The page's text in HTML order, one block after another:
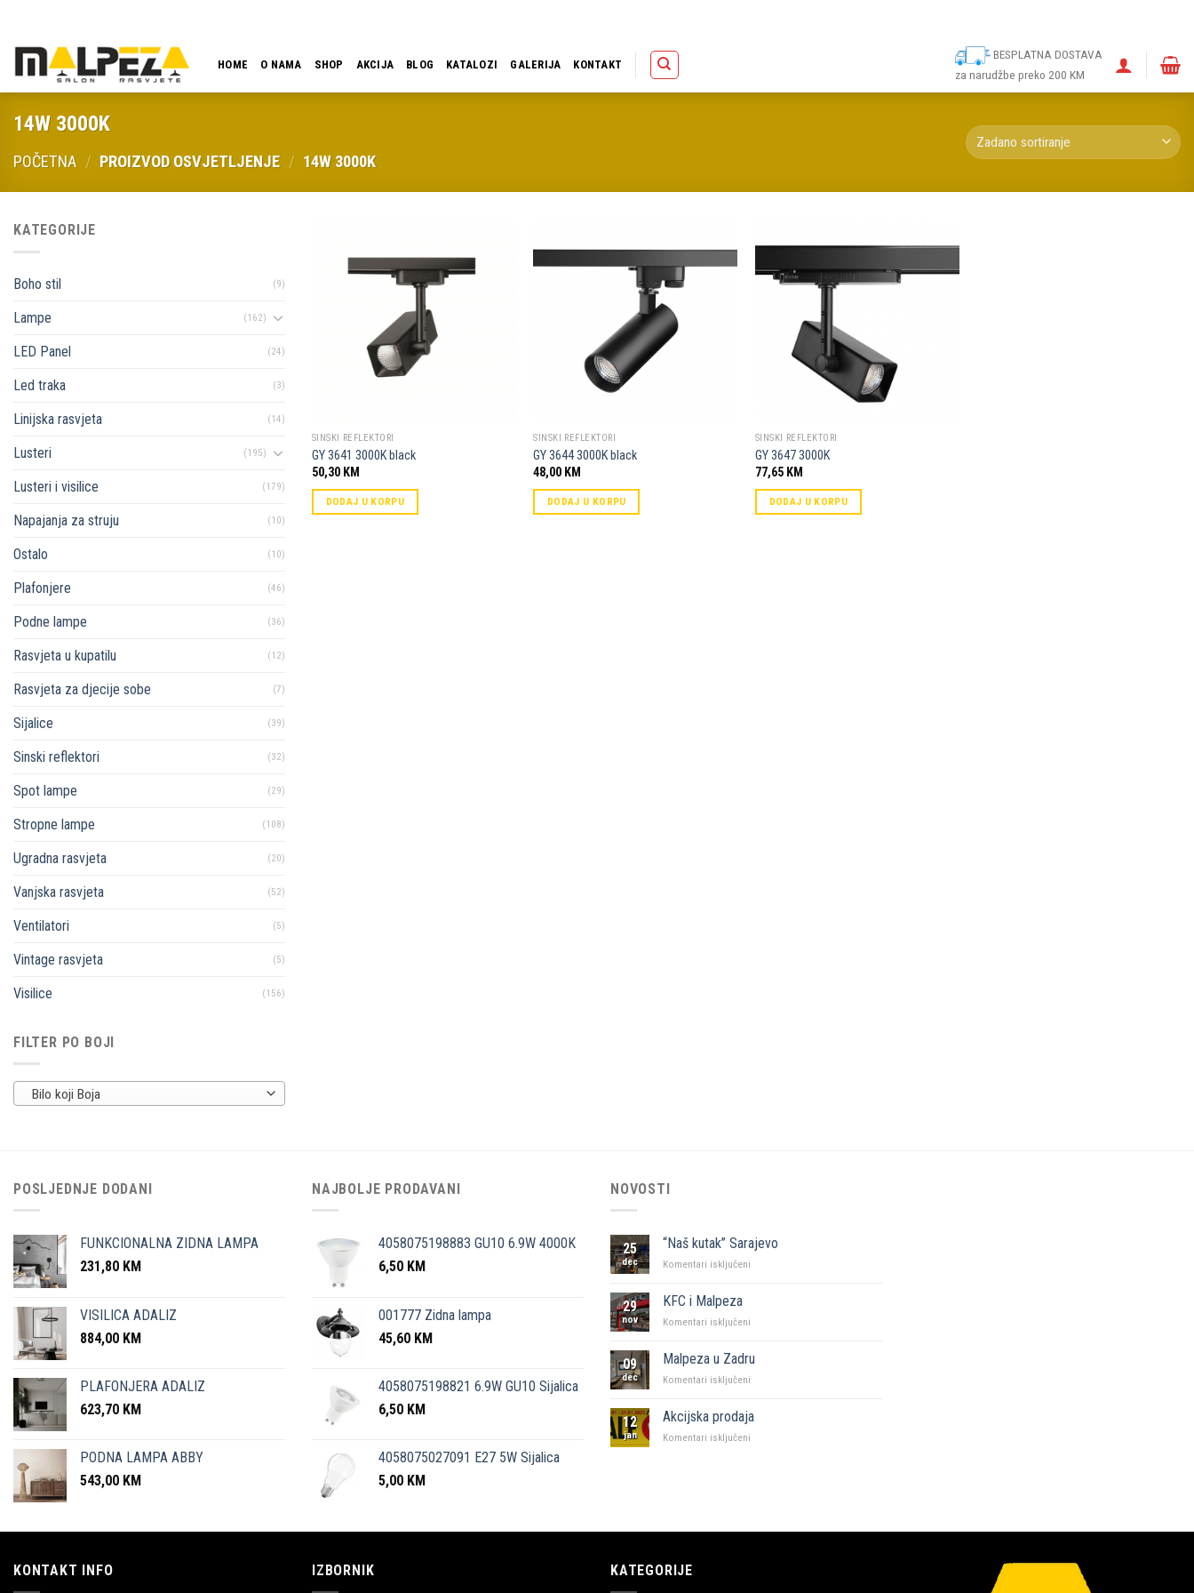
content
HOME O NAMA SHOP AKCIJA BLOG KATALOZI GALERIJA KONTAKT
BESPLATNA DOSTAVA
za narudžbe preko 200 KM
14W 3000K
POČETNA / PROIZVOD OSVJETLJENJE / 14W 3000K
KATEGORIJE
Boho stil (9)
Lampe (162)
LED Panel (24)
Led traka (3)
Linijska rasvjeta (14)
Lusteri (195)
Lusteri i visilice (179)
Napajanja za struju (10)
Ostalo (10)
Plafonjere (46)
Podne lampe (36)
Rasvjeta u kupatilu (12)
Rasvjeta za djecije sobe (7)
Sijalice (39)
Sinski reflektori (32)
Spot lampe (29)
Stropne lampe (108)
Ugradna rasvjeta (20)
Vanjska rasvjeta (52)
Ventilatori (5)
Vintage rasvjeta (5)
Visilice (156)
FILTER PO BOJI
Bilo koji Boja
SINSKI REFLEKTORI
GY 3641 3000K black
50,30 KM
DODAJ U KORPU
SINSKI REFLEKTORI
GY 3644 3000K black
48,00 KM
DODAJ U KORPU
SINSKI REFLEKTORI
GY 3647 3000K
77,65 KM
DODAJ U KORPU
POSLJEDNJE DODANI
FUNKCIONALNA ZIDNA LAMPA
231,80 KM
VISILICA ADALIZ
884,00 KM
PLAFONJERA ADALIZ
623,70 KM
PODNA LAMPA ABBY
543,00 KM
NAJBOLJE PRODAVANI
4058075198883 GU10 6.9W 4000K
6,50 KM
001777 Zidna lampa
45,60 KM
4058075198821 6.9W GU10 Sijalica
6,50 KM
4058075027091 E27 5W Sijalica
5,00 KM
NOVOSTI
25
dec
“Naš kutak” Sarajevo
Komentari isključeni
29
nov
KFC i Malpeza
Komentari isključeni
Malpeza
09
dec
Malpeza u Zadru
Komentari isključeni
Zadru
12
jan
Akcijska prodaja
Komentari isključeni
KONTAKT INFO IZBORNIK KATEGORIJE